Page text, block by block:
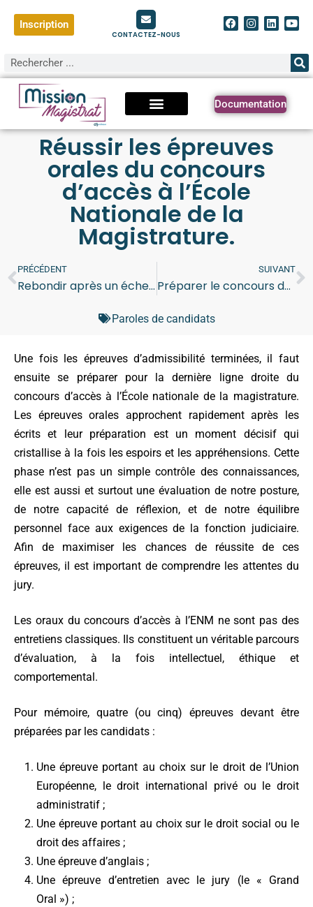
Inscription
CONTACTEZ-NOUS
Documentation
Réussir les épreuves
orales du concours
d’accès à l’École
Nationale de la
Magistrature.
PRÉCÉDENT
Rebondir après un échec au concours de l’ENM
SUIVANT
Préparer le concours de l’École Nationale des Greffes en même temps que le concours d’accès à l’École Nationale de la Magistrature
Paroles de candidats
Une fois les épreuves d’admissibilité terminées, il faut
ensuite se préparer pour la dernière ligne droite du
concours d’accès à l’École nationale de la magistrature.
Les épreuves orales approchent rapidement après les
écrits et leur préparation est un moment décisif qui
cristallise à la fois les espoirs et les appréhensions. Cette
phase n’est pas un simple contrôle des connaissances,
elle est aussi et surtout une évaluation de notre posture,
de notre capacité de réflexion, et de notre équilibre
personnel face aux exigences de la fonction judiciaire.
Afin de maximiser les chances de réussite de ces
épreuves, il est important de comprendre les attentes du
jury.
Les oraux du concours d’accès à l’ENM ne sont pas des
entretiens classiques. Ils constituent un véritable parcours
d’évaluation, à la fois intellectuel, éthique et
comportemental.
Pour mémoire, quatre (ou cinq) épreuves devant être
préparées par les candidats :
Une épreuve portant au choix sur le droit de l’Union
Européenne, le droit international privé ou le droit
administratif ;
Une épreuve portant au choix sur le droit social ou le
droit des affaires ;
Une épreuve d’anglais ;
Une épreuve d’entretien avec le jury (le « Grand
Oral ») ;